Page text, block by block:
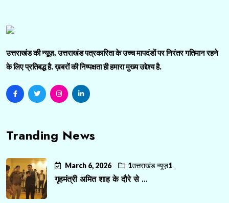
उत्तराखंड की न्यूज़, उत्तराखंड पत्रकारिता के उच्च मापदंडों पर निरंतर गतिमान रहने
के लिए प्रतिबद्ध है. ख़बरों की निष्पक्षता ही हमारा मुख्य उद्देश्य है.
Tranding News
March 6, 2026 1उत्तराखंड न्यूज़1
गृहमंत्री अमित शाह के दौरे से ...